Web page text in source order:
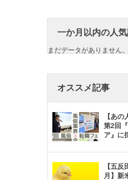
一か月以内の人
まだデータがありません。
オススメ記事
【あの
第2回
ア』に
【五
月】新